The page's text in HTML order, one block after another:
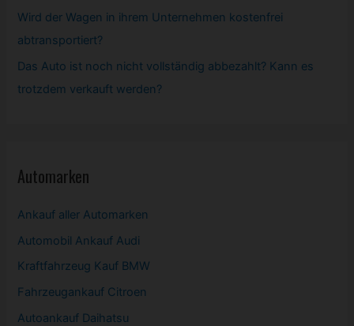
Wird der Wagen in ihrem Unternehmen kostenfrei
abtransportiert?
Das Auto ist noch nicht vollständig abbezahlt? Kann es
trotzdem verkauft werden?
Automarken
Ankauf aller Automarken
Automobil Ankauf Audi
Kraftfahrzeug Kauf BMW
Fahrzeugankauf Citroen
Autoankauf Daihatsu